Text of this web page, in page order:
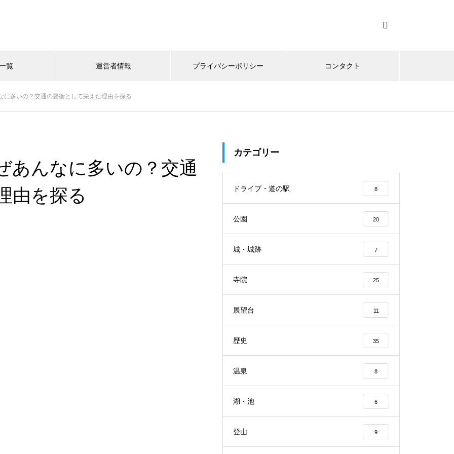
覧 運営者情報 プライバシーポリシー コンタクト
に多いの？交通の要衝として栄えた理由を探る
あんなに多いの？交通
由を探る
カテゴリー
ドライブ・道の駅 8
公園 20
城・城跡 7
寺院 25
展望台 11
歴史 35
温泉 8
湖・池 6
登山 9